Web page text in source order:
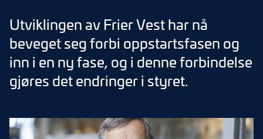
Utviklingen av Frier Vest har nå
beveget seg forbi oppstartsfasen og
inn i en ny fase, og i denne forbindelse
gjøres det endringer i styret.